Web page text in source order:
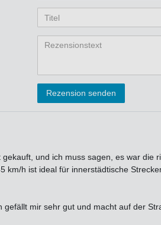
5
5
5
5
5
Anzeigename
(optional)
Rezension senden
und ich muss sagen, es war
h ist ideal für innerstädtische
mir sehr gut und macht auf der